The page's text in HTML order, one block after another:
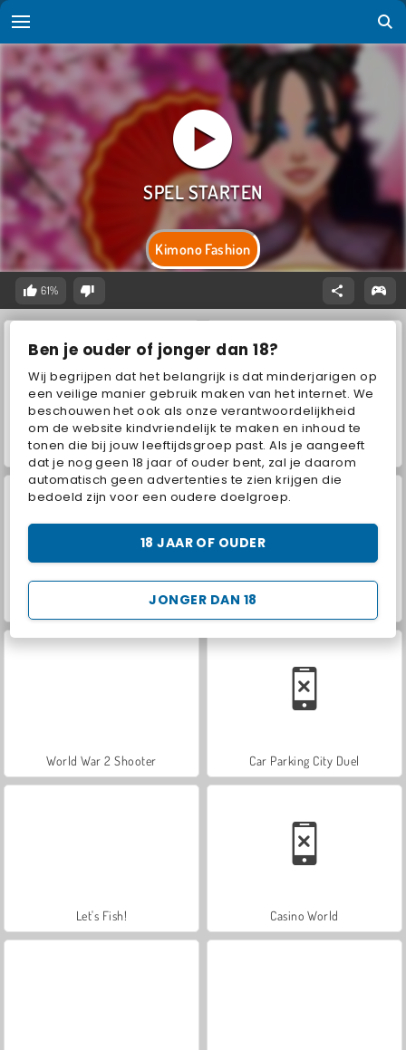
Ben je ouder of jonger dan 18?
Wij begrijpen dat het belangrijk is dat minderjarigen op
een veilige manier gebruik maken van het internet. We
beschouwen het ook als onze verantwoordelijkheid
om de website kindvriendelijk te maken en inhoud te
tonen die bij jouw leeftijdsgroep past. Als je aangeeft
dat je nog geen 18 jaar of ouder bent, zal je daarom
automatisch geen advertenties te zien krijgen die
bedoeld zijn voor een oudere doelgroep.
JONGER DAN 18
18 JAAR OF OUDER
Kimono Fashion
61%
ASMR Makeover & Makeup Studio Farm Merge Valley
Hidden Object: Street of Secrets VegaMix Da Vinci Puzzles
World War 2 Shooter Car Parking City Duel
Let's Fish! Casino World